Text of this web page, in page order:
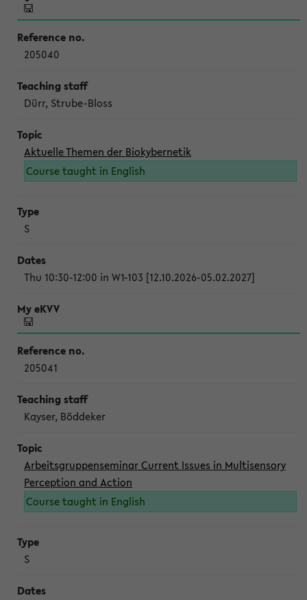
205040
Dürr, Strube-Bloss
Aktuelle Themen der Biokybernetik
Course taught in English
S
Thu 10:30-12:00 in W1-103 [12.10.2026-05.02.2027]
205041
Kayser, Böddeker
Arbeitsgruppenseminar Current Issues in Multisensory
Perception and Action
Course taught in English
S